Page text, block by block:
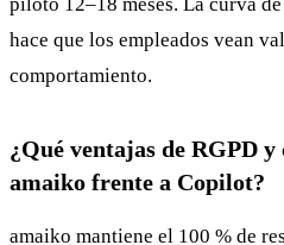
hace que los empleados vean
comportamiento.
¿Qué ventajas de RGPD
amaiko frente a Copilot?
amaiko mantiene el 100 % de